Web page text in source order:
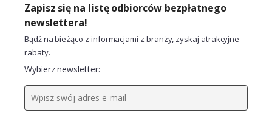
Zapisz się na listę odbiorców bezpłatnego
newslettera!
Bądź na bieżąco z informacjami z branży, zyskaj atrakcyjne
rabaty.
Wybierz newsletter: